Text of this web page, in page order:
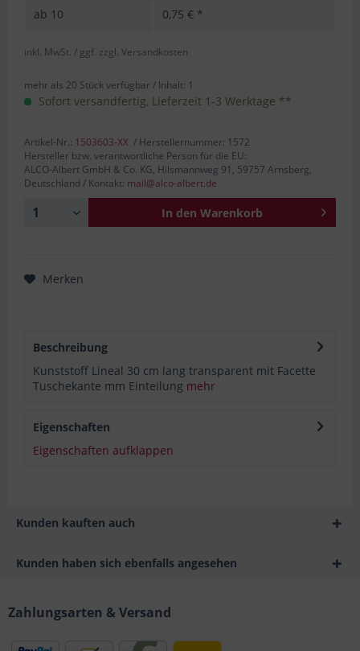
ab 10 0,75 € *
inkl. MwSt. / ggf. zzgl. Versandkosten
mehr als 20 Stück verfügbar / Inhalt: 1
Sofort versandfertig, Lieferzeit 1-3 Werktage **
Artikel-Nr.: 1503603-XX / Herstellernummer: 1572
Hersteller bzw. verantwortliche Person für die EU:
ALCO-Albert GmbH & Co. KG, Hilsmannweg 91, 59757 Arnsberg,
Deutschland / Kontakt: mail@alco-albert.de
In den Warenkorb
Merken
Beschreibung
Kunststoff Lineal 30 cm lang transparent mit Facette
Tuschekante mm Einteilung mehr
Eigenschaften
Eigenschaften aufklappen
Kunden kauften auch
Kunden haben sich ebenfalls angesehen
Zahlungsarten & Versand